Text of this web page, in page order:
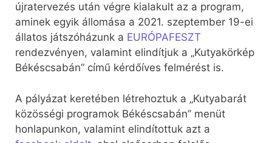
újratervezés után végre kialakult az a program,
aminek egyik állomása a 2021. szeptember 19-ei
állatos játszóházunk a EURÓPAFESZT
rendezvényen, valamint elindítjuk a „Kutyakörkép
Békéscsabán” című kérdőíves felmérést is.
A pályázat keretében létrehoztuk a „Kutyabarát
közösségi programok Békéscsabán” menüt
honlapunkon, valamint elindítottuk azt a